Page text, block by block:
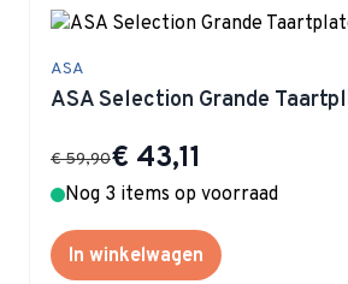
ASA
ASA Selection Grande
Special Price
€ 43,11
€ 59,90
Nog 3 items op voorraad
In winkelwagen